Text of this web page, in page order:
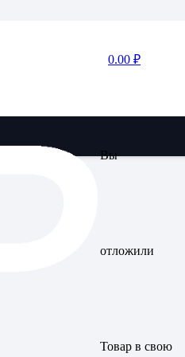
0.00 ₽
Вы
отложили
Товар в свою